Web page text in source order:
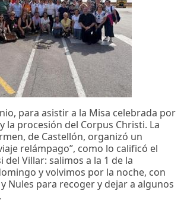
para asistir a la Misa celebrada por
la procesión del Corpus Christi. La
de Castellón, organizó un
relámpago”, como lo calificó el
del Villar: salimos a la 1 de la
y volvimos por la noche, con
Nules para recoger y dejar a algunos